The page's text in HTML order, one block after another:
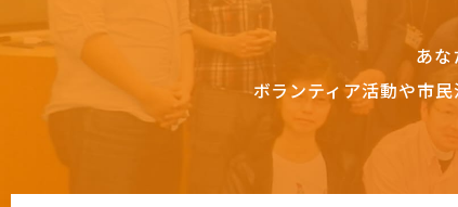
あな
ボランティア活動や市